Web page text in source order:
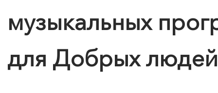
музыкальных
для Добрых